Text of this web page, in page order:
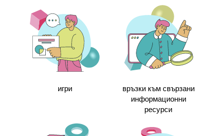
игри
връзки към свързани
информационни
ресурси